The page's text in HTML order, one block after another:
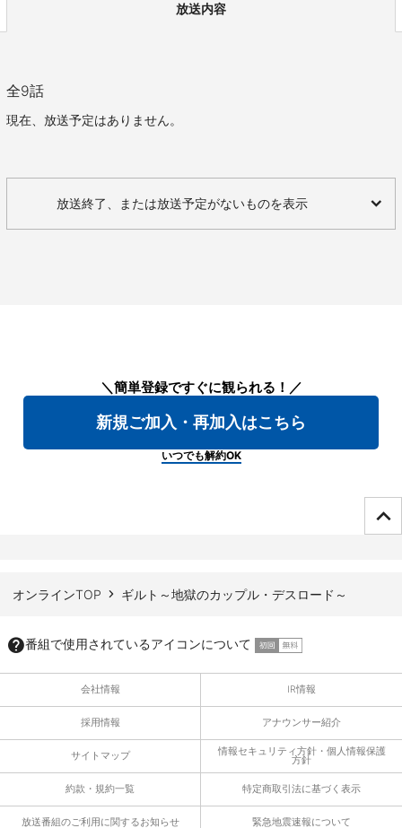
放送内容
全9話
現在、放送予定はありません。
放送終了、または放送予定がないものを表示
＼簡単登録ですぐに観られる！／
新規ご加入・再加入はこちら
いつでも解約OK
オンラインTOP ギルト～地獄のカップル・デスロード～
番組で使用されているアイコンについて
会社情報 IR情報
採用情報 アナウンサー紹介
サイトマップ 情報セキュリティ方針・個人情報保護
方針
約款・規約一覧 特定商取引法に基づく表示
放送番組のご利用に関するお知らせ 緊急地震速報について